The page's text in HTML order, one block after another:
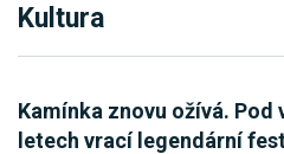
Kultura
Kamínka znovu ožívá. Pod
letech vrací legendární